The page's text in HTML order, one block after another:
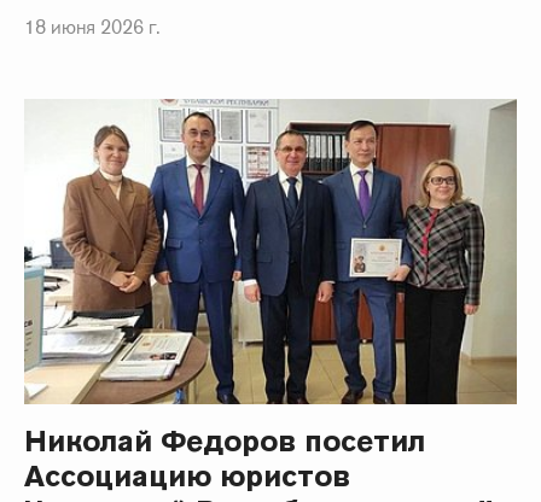
18 июня 2026 г.
Николай Федоров посетил
Ассоциацию юристов